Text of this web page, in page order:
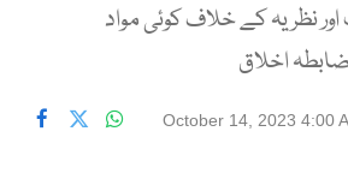
نظریہ کے خلاف کوئی مواد
اخلاق
October 14, 2023 4:00